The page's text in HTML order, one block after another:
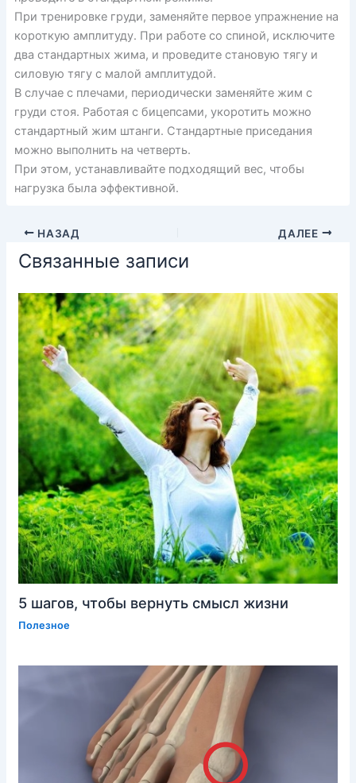
При тренировке груди, заменяйте первое упражнение на
короткую амплитуду. При работе со спиной, исключите
два стандартных жима, и проведите становую тягу и
силовую тягу с малой амплитудой.
В случае с плечами, периодически заменяйте жим с
груди стоя. Работая с бицепсами, укоротить можно
стандартный жим штанги. Стандартные приседания
можно выполнить на четверть.
При этом, устанавливайте подходящий вес, чтобы
нагрузка была эффективной.
НАЗАД ДАЛЕЕ
Связанные записи
5 шагов, чтобы вернуть смысл жизни
Полезное